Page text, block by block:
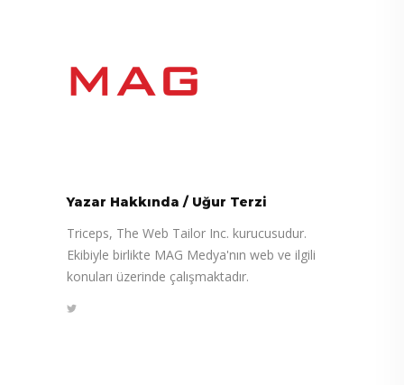
Yazar Hakkında / Uğur Terzi
Triceps, The Web Tailor Inc. kurucusudur.
Ekibiyle birlikte MAG Medya'nın web ve ilgili
konuları üzerinde çalışmaktadır.